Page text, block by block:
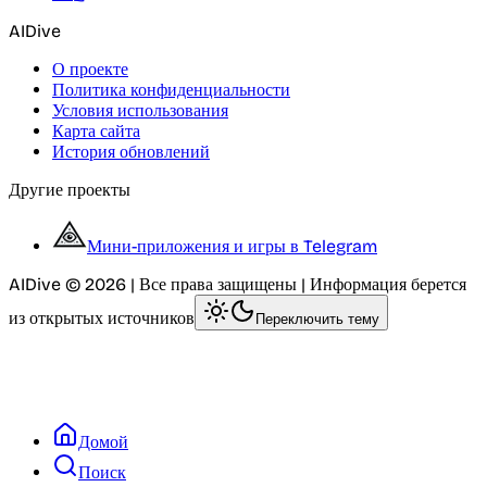
AIDive
О проекте
Политика конфиденциальности
Условия использования
Карта сайта
История обновлений
Другие проекты
Мини-приложения и игры в Telegram
AIDive © 2026 | Все права защищены | Информация берется
из открытых источников
Переключить тему
Домой
Поиск